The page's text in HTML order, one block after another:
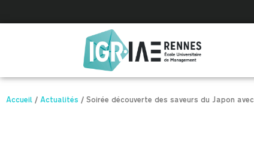
Accueil / Actualités / Soirée découverte des saveurs du Japon